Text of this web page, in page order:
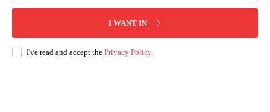
I WANT IN
I've read and accept the Privacy Policy.